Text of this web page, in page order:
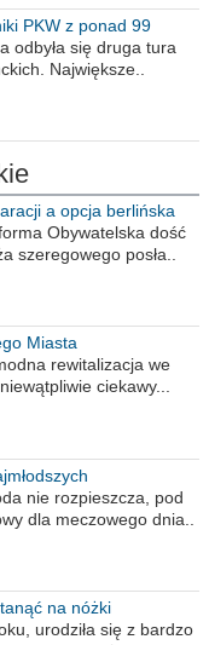
PKW z ponad 99
odbyła się druga tura
Największe..
a opcja berlińska
Obywatelska dość
szeregowego posła..
Miasta
rewitalizacja we
ciekawy...
nie rozpieszcza, pod
dla meczowego dnia..
na nóżki
urodziła się z bardzo